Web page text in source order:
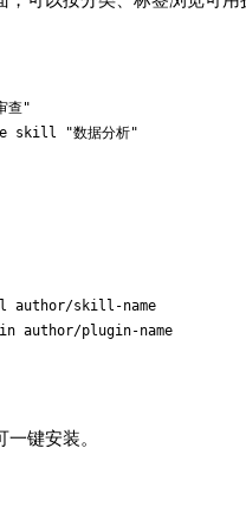
查"
author/skill-name
键安装。